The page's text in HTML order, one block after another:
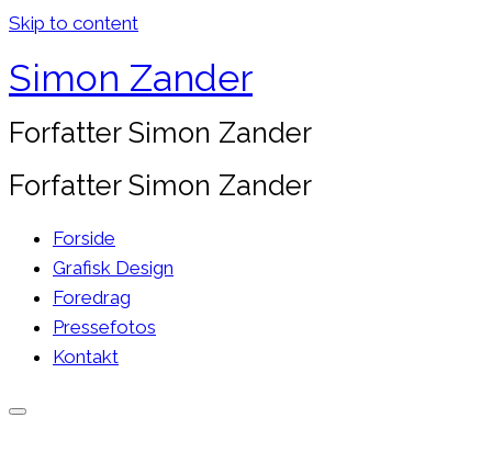
Skip to content
Simon Zander
Forfatter Simon Zander
Forfatter Simon Zander
Forside
Grafisk Design
Foredrag
Pressefotos
Kontakt